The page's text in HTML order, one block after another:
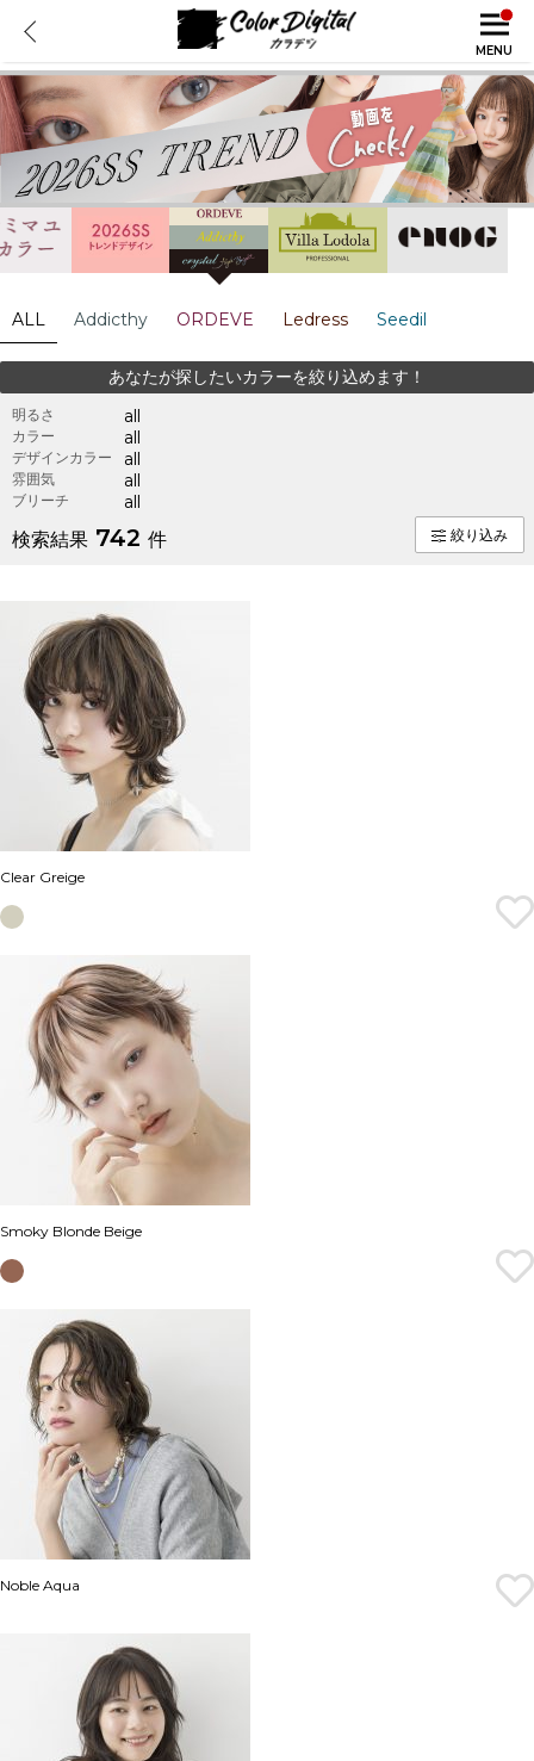
MENU
ALL Addicthy ORDEVE Ledress Seedil
あなたが探したいカラーを絞り込めます！
明るさ all
カラー all
デザインカラー all
雰囲気 all
ブリーチ all
検索結果 742 件 絞り込み
Clear Greige
Smoky Blonde Beige
Noble Aqua